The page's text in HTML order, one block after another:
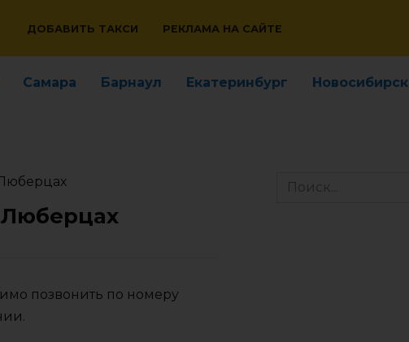
ДОБАВИТЬ ТАКСИ РЕКЛАМА НА САЙТЕ
Самара Барнаул Екатеринбург Новосибирск
позвонить по номеру
Search